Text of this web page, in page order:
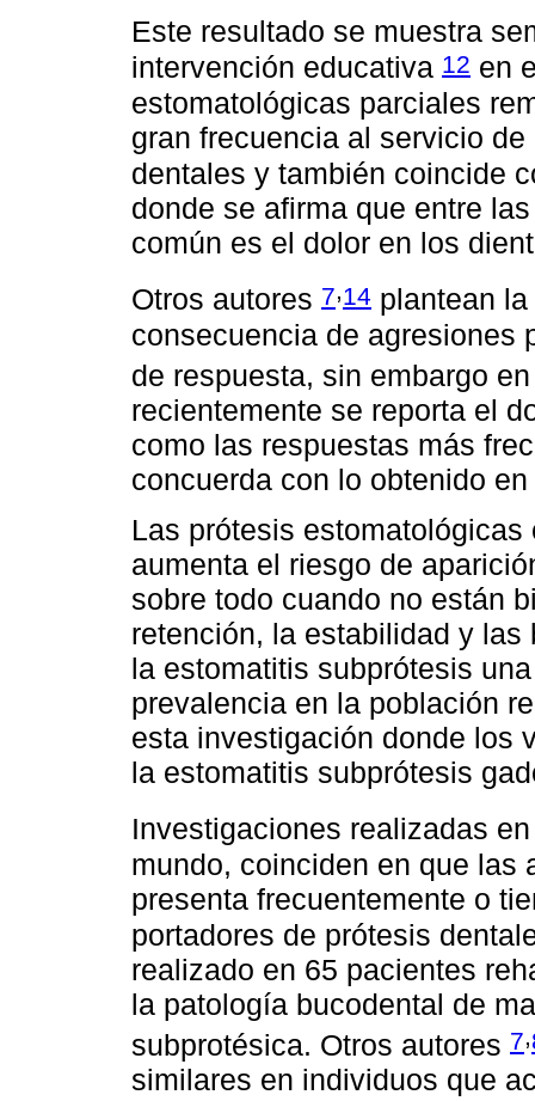
Este resultado se muestra
intervención educativa 12 en
estomatológicas parciales
gran frecuencia al servicio
dentales y también coincide
donde se afirma que entre
común es el dolor en los
Otros autores 7,14 plantean
consecuencia de agresiones
de respuesta, sin embargo
recientemente se reporta el
como las respuestas más
concuerda con lo obtenido
Las prótesis
aumenta el riesgo de
sobre todo cuando no están
retención, la estabilidad y
la estomatitis subprótesis
prevalencia en la población
esta investigación donde los
la estomatitis subprótesis
Investigaciones realizadas
mundo, coinciden en que las
presenta frecuentemente o
portadores de prótesis
realizado en 65 pacientes
la patología bucodental de
subprotésica. Otros autores 7,
similares en individuos que